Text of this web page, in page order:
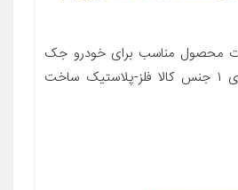
محصول مناسب برای خودرو جک
J۳ تعداد در بسته‌بندی ۱ جنس کالا فلز-پلاستیک ساخت